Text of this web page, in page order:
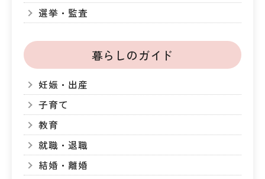
選挙・監査
暮らしのガイド
妊娠・出産
子育て
教育
就職・退職
結婚・離婚